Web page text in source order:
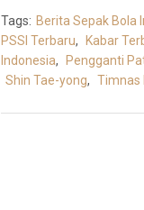
Tags: Berita Sepak Bola
PSSI Terbaru, Kabar
Indonesia, Pengganti
Shin Tae-yong, Timnas